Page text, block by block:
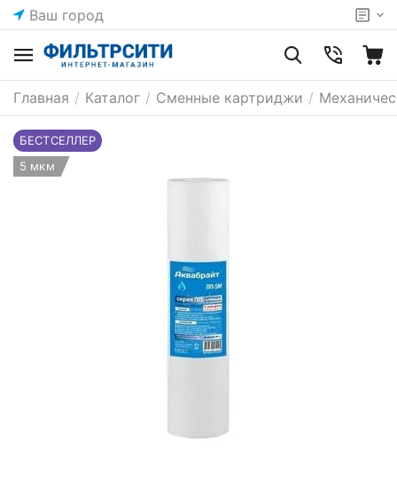
Ваш город
Главная / Каталог / Сменные картриджи /
БЕСТСЕЛЛЕР
5 мкм